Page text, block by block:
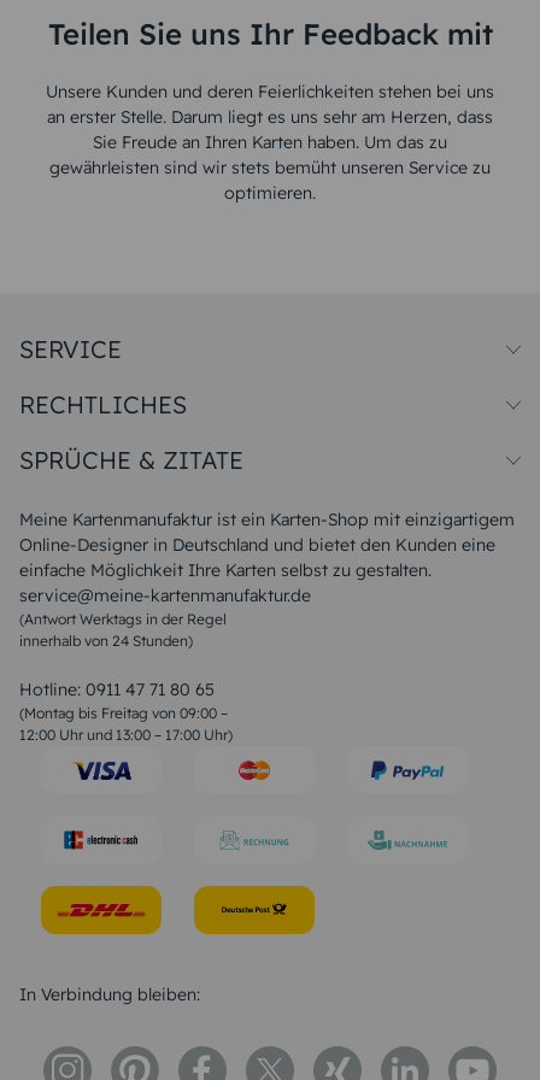
Teilen Sie uns Ihr Feedback mit
Unsere Kunden und deren Feierlichkeiten stehen bei uns
an erster Stelle. Darum liegt es uns sehr am Herzen, dass
Sie Freude an Ihren Karten haben. Um das zu
gewährleisten sind wir stets bemüht unseren Service zu
optimieren.
Meine Kartenmanufaktur ist ein Karten-Shop mit einzigartigem
Online-Designer in Deutschland und bietet den Kunden eine
einfache Möglichkeit Ihre Karten selbst zu gestalten.
service@meine-kartenmanufaktur.de
(Antwort Werktags in der Regel
innerhalb von 24 Stunden)
Hotline: 0911 47 71 80 65
(Montag bis Freitag von 09:00 –
12:00 Uhr und 13:00 – 17:00 Uhr)
SERVICE
Papiersorten
Unsere Produktion
Magazin
FAQ
RECHTLICHES
Widerrufsbelehrung
SPRÜCHE & ZITATE
Liebeskummer Sprüche
Sommer Sprüche
Muttertagssprüche
Sprüche zur Hochzeit
Sprüche zur Konfirmation & Kommunion
Weihnachtsgedichte
Liebessprüche
Geburtstagssprüche
Trauersprüche
Konfirmation Glückwünsche
In Verbindung bleiben: